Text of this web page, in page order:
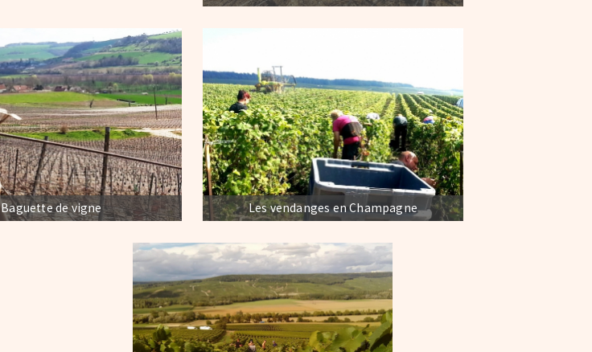
Baguette de vigne Les vendanges en Champagne